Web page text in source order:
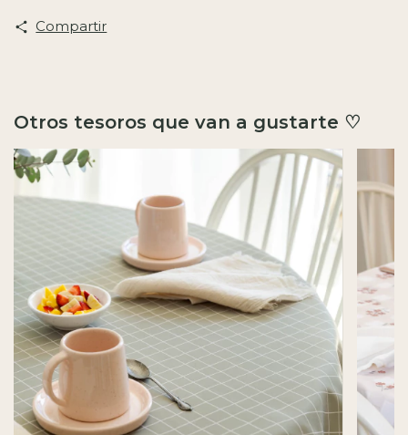
Compartir
Otros tesoros que van a gustarte ♡